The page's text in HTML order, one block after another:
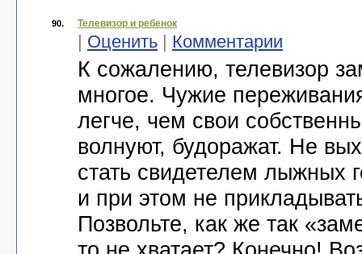
90. Телевизор и ребенок
| Оценить | Комментарии
К сожалению, телевизор
многое. Чужие
легче, чем свои
волнуют, будоражат. Не
стать свидетелем лыжных
и при этом не
Позвольте, как же так